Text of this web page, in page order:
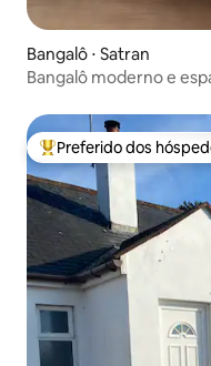
Bangalô ⋅ Satran
Bangalô moderno e
Entre os melhores
Preferido dos